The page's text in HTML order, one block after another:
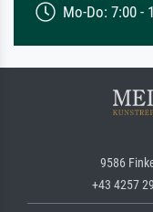
Mo-Do: 7:00 -
9586
+43 4257